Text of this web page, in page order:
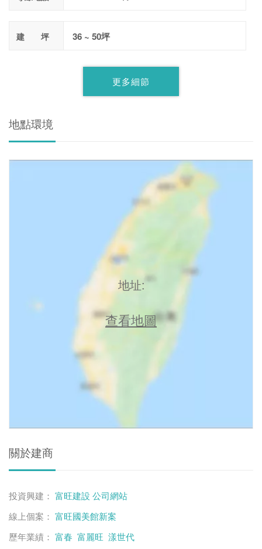
建 坪 36 ~ 50坪
更多細節
地點環境
地址:
查看地圖
關於建商
投資興建： 富旺建設 公司網站
線上個案： 富旺國美館新案
歷年業績： 富春 富麗旺 漾世代